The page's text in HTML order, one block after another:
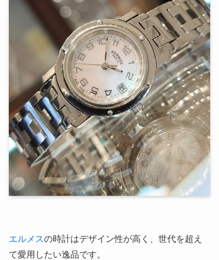
エルメスの時計はデザイン性が高く、世代を超え
て愛用したい逸品です。